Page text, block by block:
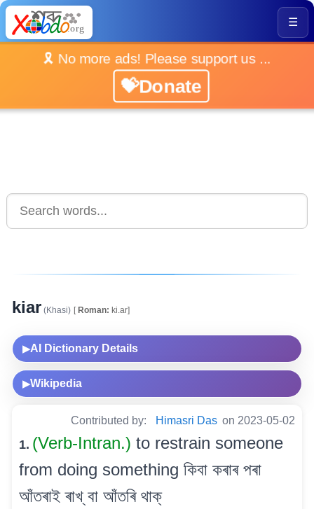
☰
🎗️ No more ads! Please support us ...
💝Donate
kiar (Khasi) [Roman: ki.ar]
▶AI Dictionary Details
▶Wikipedia
Contributed by: Himasri Das on 2023-05-02
1. (Verb-Intran.) to restrain someone
from doing something কিবা কৰাৰ পৰা
আঁতৰাই ৰাখ্ বা আঁতৰি থাক্